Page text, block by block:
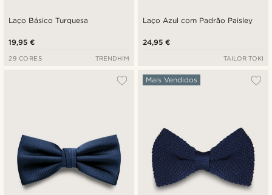
Laço Básico Turquesa
19,95 €
29 CORES TRENDHIM
Laço Azul com Padrão Paisley
24,95 €
TAILOR TOKI
Mais Vendidos